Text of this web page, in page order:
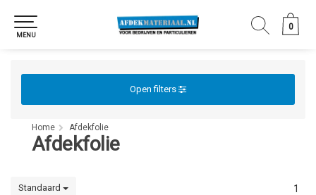
0
0
MENU
Open filters
Home Afdekfolie
Afdekfolie
Standaard 1